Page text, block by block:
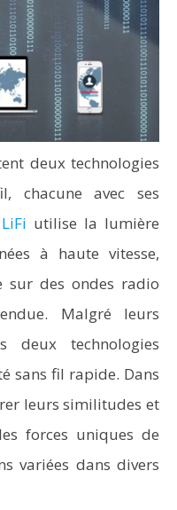
deux technologies
chacune avec ses
utilise la lumière
à haute vitesse,
sur des ondes radio
Malgré leurs
deux technologies
sans fil rapide. Dans
leurs similitudes et
forces uniques de
variées dans divers